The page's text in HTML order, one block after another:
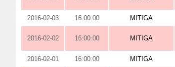
2016-02-03 16:00:00 MITIGA
2016-02-02 16:00:00 MITIGA
2016-02-01
16:00:00 MITIGA